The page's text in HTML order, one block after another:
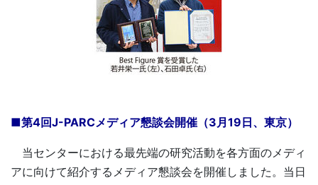
■第4回J-PARCメディア懇談会開催（3月19日、東京）
当センターにおける最先端の研究活動を各方面のメディ
アに向けて紹介するメディア懇談会を開催しました。当日